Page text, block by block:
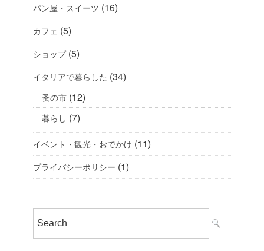
パン屋・スイーツ (16)
カフェ (5)
ショップ(5)
イタリアで暮らした (34)
蚤の市 (12)
暮らし (7)
イベント・観光・おでかけ (11)
プライバシーポリシー (1)